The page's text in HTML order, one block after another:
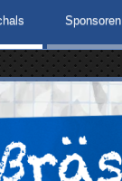
Sponsoren